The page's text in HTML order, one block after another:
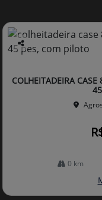
Co
arti
lhe
COLHEITADEIRA
0 km